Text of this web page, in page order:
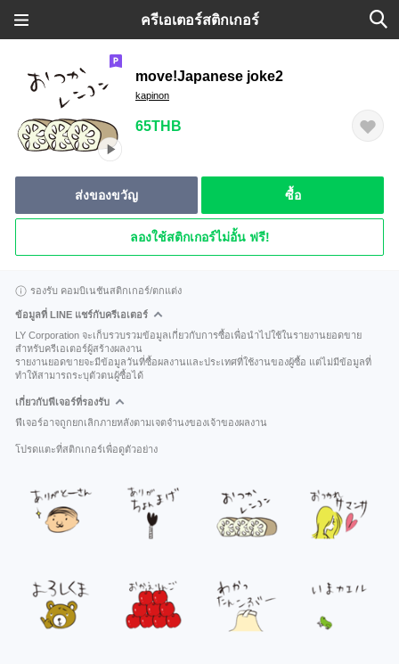
ครีเอเตอร์สติกเกอร์
move!Japanese joke2
kapinon
65THB
ส่งของขวัญ ซื้อ
ลองใช้สติกเกอร์ไม่อั้น ฟรี!
รองรับ คอมบิเนชันสติกเกอร์/ตกแต่ง
ข้อมูลที่ LINE แชร์กับครีเอเตอร์
LY Corporation จะเก็บรวบรวมข้อมูลเกี่ยวกับการซื้อเพื่อนำไปใช้ในรายงานยอดขาย
สำหรับครีเอเตอร์ผู้สร้างผลงาน
รายงานยอดขายจะมีข้อมูลวันที่ซื้อผลงานและประเทศที่ใช้งานของผู้ซื้อ แต่ไม่มีข้อมูลที่
ทำให้สามารถระบุตัวตนผู้ซื้อได้
เกี่ยวกับฟีเจอร์ที่รองรับ
ฟีเจอร์อาจถูกยกเลิกภายหลังตามเจตจำนงของเจ้าของผลงาน
โปรดแตะที่สติกเกอร์เพื่อดูตัวอย่าง